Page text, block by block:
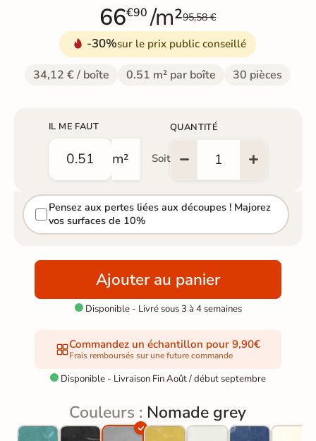
66€90 /m²95,58 €
-30%sur le prix public conseillé
34,12 € / boîte 0.51 m² par boîte 30 pièces
IL ME FAUT
m² Soit
QUANTITÉ
Pensez aux pertes liées aux découpes ! Majorez
vos surfaces de 10%
Ajouter au panier
Disponible - Livré sous 3 à 4 semaines
Commandez un échantillon pour 9,90€
Frais remboursés sur une future commande
 Disponible - Livraison Fin Août / début septembre
Couleurs : Nomade grey